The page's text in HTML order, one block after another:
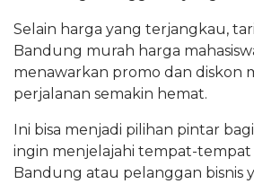
Selain harga yang terjangkau,
Bandung murah harga
menawarkan promo dan diskon
perjalanan semakin hemat.
Ini bisa menjadi pilihan pintar
ingin menjelajahi tempat-tempat
Bandung atau pelanggan bisnis